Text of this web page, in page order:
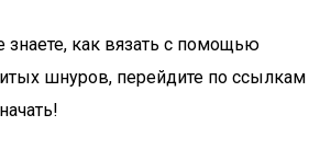
как вязать с помощью
шнуров, перейдите по ссылкам